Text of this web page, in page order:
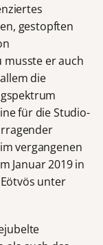
gestopften
musste er auch
die
für die Studio-
vergangenen
Januar 2019 in
unter